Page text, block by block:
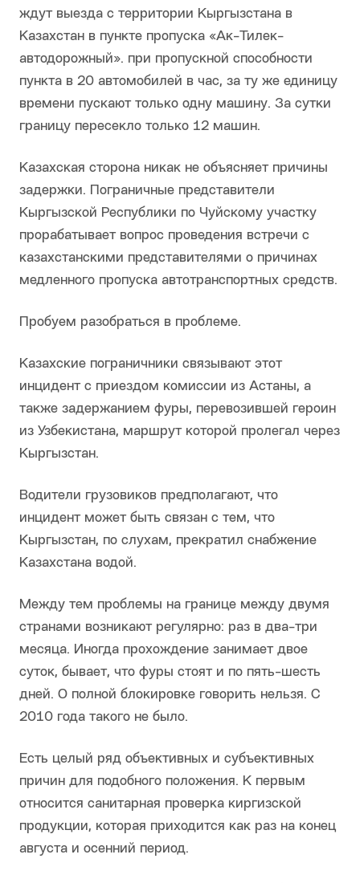
ждут выезда с территории Кыргызстана в
Казахстан в пункте пропуска «Ак-Тилек-
автодорожный». при пропускной способности
пункта в 20 автомобилей в час, за ту же единицу
времени пускают только одну машину. За сутки
границу пересекло только 12 машин.
Казахская сторона никак не объясняет причины
задержки. Пограничные представители
Кыргызской Республики по Чуйскому участку
прорабатывает вопрос проведения встречи с
казахстанскими представителями о причинах
медленного пропуска автотранспортных средств.
Пробуем разобраться в проблеме.
Казахские пограничники связывают этот
инцидент с приездом комиссии из Астаны, а
также задержанием фуры, перевозившей героин
из Узбекистана, маршрут которой пролегал через
Кыргызстан.
Водители грузовиков предполагают, что
инцидент может быть связан с тем, что
Кыргызстан, по слухам, прекратил снабжение
Казахстана водой.
Между тем проблемы на границе между двумя
странами возникают регулярно: раз в два-три
месяца. Иногда прохождение занимает двое
суток, бывает, что фуры стоят и по пять-шесть
дней. О полной блокировке говорить нельзя. С
2010 года такого не было.
Есть целый ряд объективных и субъективных
причин для подобного положения. К первым
относится санитарная проверка киргизской
продукции, которая приходится как раз на конец
августа и осенний период.